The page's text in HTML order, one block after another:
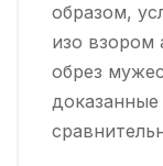
образом,
изо взором
обрез